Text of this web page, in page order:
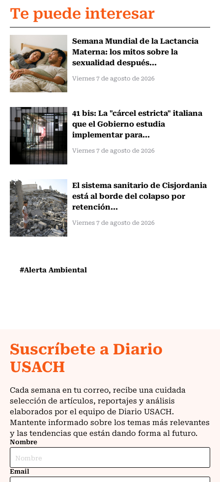
Te puede interesar
Semana Mundial de la Lactancia
Materna: los mitos sobre la
sexualidad después...
Viernes 7 de agosto de 2026
41 bis: La "cárcel estricta" italiana
que el Gobierno estudia
implementar para...
Viernes 7 de agosto de 2026
El sistema sanitario de Cisjordania
está al borde del colapso por
retención...
Viernes 7 de agosto de 2026
#Alerta Ambiental